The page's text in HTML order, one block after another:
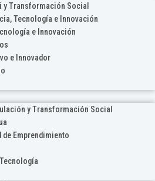
y Transformación Social
Tecnología e Innovación
e Innovación
e Innovador
y Transformación Social
de Emprendimiento